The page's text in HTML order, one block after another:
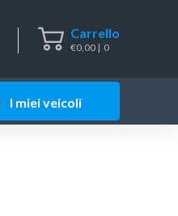
Carrello
€0,00 0
I miei veicoli